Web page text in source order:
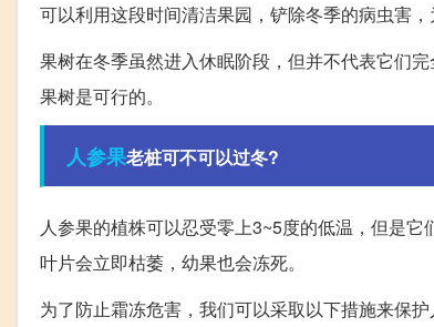
可以利用这段时间清洁果园，铲除冬季的病虫害，
果树在冬季虽然进入休眠阶段，但并不代表它们
果树是可行的。
人参果老桩可不可以过冬?
人参果的植株可以忍受零上3~5度的低温，但是
叶片会立即枯萎，幼果也会冻死。
为了防止霜冻危害，我们可以采取以下措施来保